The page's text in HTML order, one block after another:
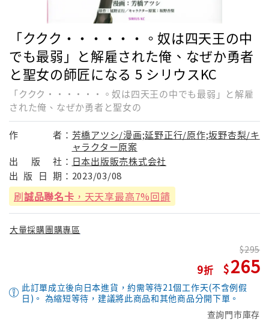
「ククク・・・・・・。奴は四天王の中
でも最弱」と解雇された俺、なぜか勇者
と聖女の師匠になる 5 シリウスKC
「ククク・・・・・・。奴は四天王の中でも最弱」と解雇
された俺、なぜか勇者と聖女の
作 者： 芳橋アツシ/漫画;延野正行/原作;坂野杏梨/キ
ャラクター原案
出
版 社： 日本出版販売株式会社
出 版 日 期： 2023/03/08
刷誠品聯名卡 ，天天享最高7%回饋
大量採購團購專區
9
295
265
此訂單成立後向日本進貨，約需等待21個工作天(不含例假
日)。 為縮短等待，建議將此商品和其他商品分開下單。
查詢門市庫存